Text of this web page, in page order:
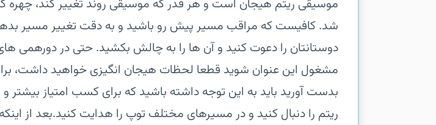
موسیقی ریتم هیجان است و هر قدر که موسیقی روند تغییر کند، چهره
شد. کافیست که مراقب مسیر پیش رو باشید و به دقت تغییر مسیر
دوستانتان را دعوت کنید و آن ها را به چالش بکشید. حتی در دورهمی
مشغول این عنوان شوید قطعا لحظات هیجان انگیزی خواهید داشت، برای
بدست آورید باید به این توجه داشته باشید که برای کسب امتیاز بیشتر
ریتم را دنبال کنید و در مسیرهای مختلف توپ را هدایت کنید.بعد از